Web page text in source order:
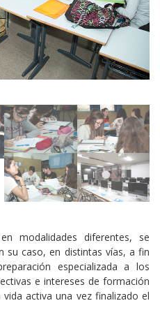
modalidades diferentes, se
su caso, en distintas vías, a fin
especializada a los
e intereses de formación
activa una vez finalizado el